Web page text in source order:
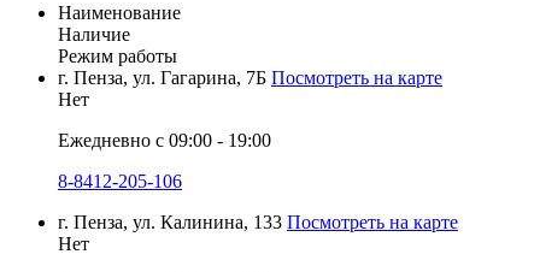
Наименование
Наличие
Режим работы
г. Пенза, ул. Гагарина, 7Б Посмотреть на карте
Нет
Ежедневно с 09:00 - 19:00
8-8412-205-106
г. Пенза, ул. Калинина, 133 Посмотреть на карте
Нет